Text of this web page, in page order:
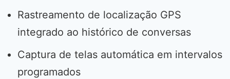
Rastreamento de localização GPS
integrado ao histórico de conversas
Captura de telas automática em intervalos
programados